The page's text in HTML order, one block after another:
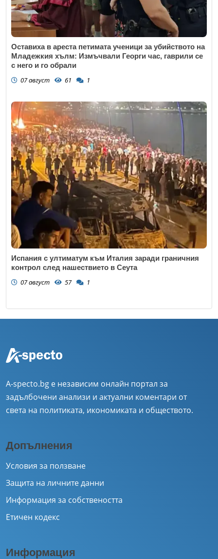
Оставиха в ареста петимата ученици за убийството на
Младежкия хълм: Измъчвали Георги час, гаврили се
с него и го обрали
07 август 61 1
Испания с ултиматум към Италия заради граничния
контрол след нашествието в Сеута
07 август 57 1
A-specto.bg е независим онлайн портал за
задълбочени анализи и актуални коментари от
света на политиката, икономиката и обществото.
Допълнения
Условия за ползване
Защита на личните данни
Информация за собствеността
Етичен кодекс
Информация